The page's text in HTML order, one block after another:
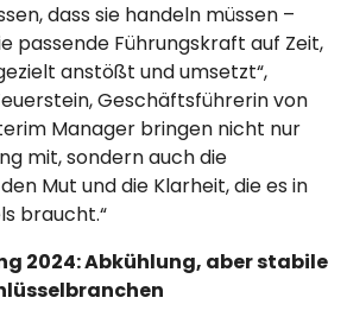
dass sie handeln müssen –
passende Führungskraft auf Zeit,
anstößt und umsetzt“,
Geschäftsführerin von
Manager bringen nicht nur
mit, sondern auch die
Mut und die Klarheit, die es in
braucht.“
2024: Abkühlung, aber stabile